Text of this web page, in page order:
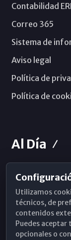
Contabilidad
Correo 365
Sistema de
Aviso legal
Política de
Política de
Al Día
Horarios de
Hemeroteca
WhatsApp
Utilizamos
técnicos, de
contenidos
Puedes aceptar
opcionales o